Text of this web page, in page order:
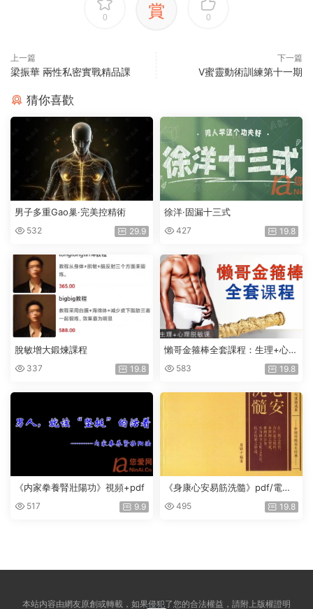
0 賞 0
上一篇
梁振華 兩性私密實戰精品課
下一篇
V蜜靈動術訓練第十一期
猜你喜歡
男子多重Gao巢·完美控精術
532 29.9
徐洋·固漏十三式
427 19.8
脫敏增大鍛煉課程
337 19.8
懶哥金箍棒全套課程：生理+心理
脫敏課
583 19.8
《内家拳養腎壯陽功》視頻+pdf
517 9.9
《身康心安易筋洗髓》pdf/電子
版 495 19.8
本站内容由網友原創或轉載，如果侵犯了您的合法權益，請附上版權證明